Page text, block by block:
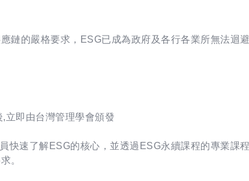
鏈的嚴格要求，ESG已成為政府及各行各業所無法迴
立即由台灣管理學會頒發
快速了解ESG的核心，並透過ESG永續課程的專業課
。